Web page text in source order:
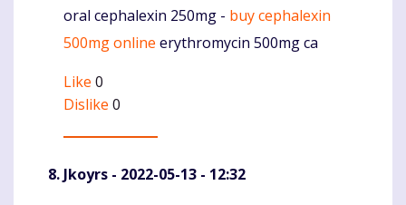
Komentaras
oral cephalexin 250mg - buy cephalexin
500mg online erythromycin 500mg ca
Like 0
Dislike 0
Jkoyrs - 2022-05-13 - 12:32